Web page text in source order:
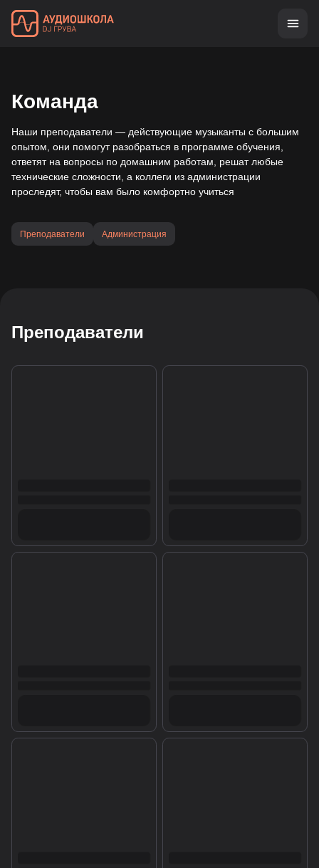
Команда
Наши преподаватели — действующие музыканты с большим
опытом, они помогут разобраться в программе обучения,
ответят на вопросы по домашним работам, решат любые
технические сложности, а коллеги из администрации
проследят, чтобы вам было комфортно учиться
Преподаватели Администрация
Преподаватели